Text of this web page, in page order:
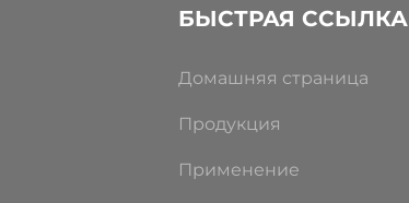
БЫСТРАЯ ССЫЛКА
Домашняя страница
Продукция
Применение